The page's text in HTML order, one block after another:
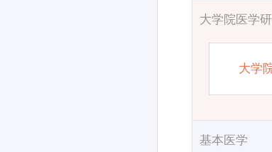
大学院医学
大学
基本医学